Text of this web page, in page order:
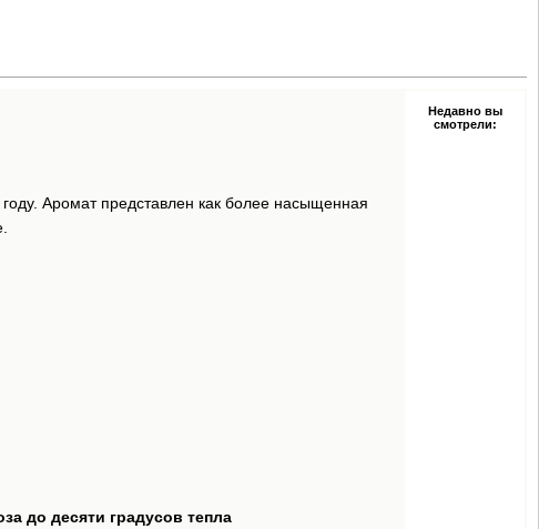
Аромат представлен как более насыщенная
до десяти градусов тепла
Недавно вы
смотрели: